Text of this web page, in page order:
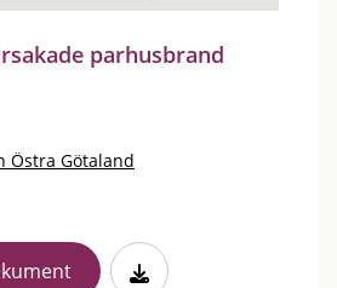
parhusbrand
Östra Götaland